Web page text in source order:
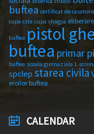
buftea certificat de
cupa csta cupa shagya
buftea pistol
buftea primar
buftea scoala gimnaziala 1
spclep starea civila
eroilor buftea
CALENDAR